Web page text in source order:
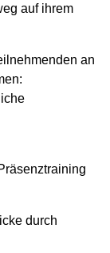
auf ihrem
an
durch